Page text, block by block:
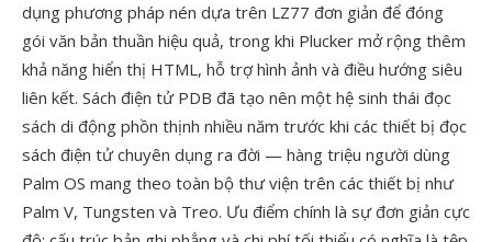
dụng phương pháp nén dựa trên LZ77 đơn giản để đóng
gói văn bản thuần hiệu quả, trong khi Plucker mở rộng thêm
khả năng hiển thị HTML, hỗ trợ hình ảnh và điều hướng siêu
liên kết. Sách điện tử PDB đã tạo nên một hệ sinh thái đọc
sách di động phồn thịnh nhiều năm trước khi các thiết bị đọc
sách điện tử chuyên dụng ra đời — hàng triệu người dùng
Palm OS mang theo toàn bộ thư viện trên các thiết bị như
Palm V, Tungsten và Treo. Ưu điểm chính là sự đơn giản cực